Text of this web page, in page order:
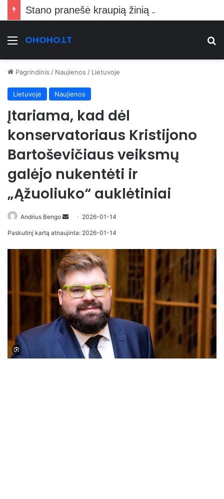
Stano pranešė kraupią žinią Vilniečiams
Meniu
OHOHO.LT
Pagrindinis / Naujienos / Lietuvoje
Lietuvoje Naujienos
Įtariama, kad dėl
konservatoriaus Kristijono
Bartoševičiaus veiksmų
galėjo nukentėti ir
„Ąžuoliuko“ auklėtiniai
Andrius Bengo
Send 2026-01-14
Paskutinį kartą atnaujinta: 2026-01-14